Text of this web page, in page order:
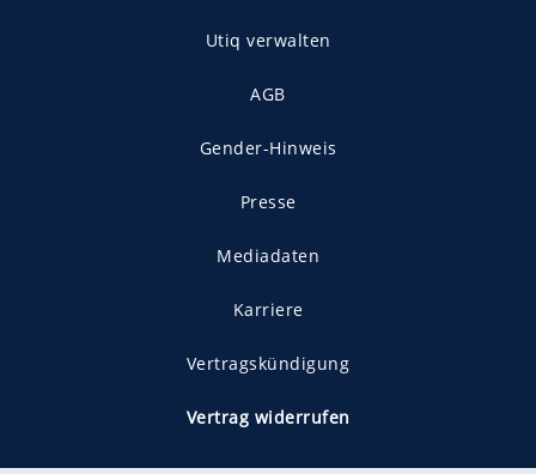
Utiq verwalten
AGB
Gender-Hinweis
Presse
Mediadaten
Karriere
Vertragskündigung
Vertrag widerrufen